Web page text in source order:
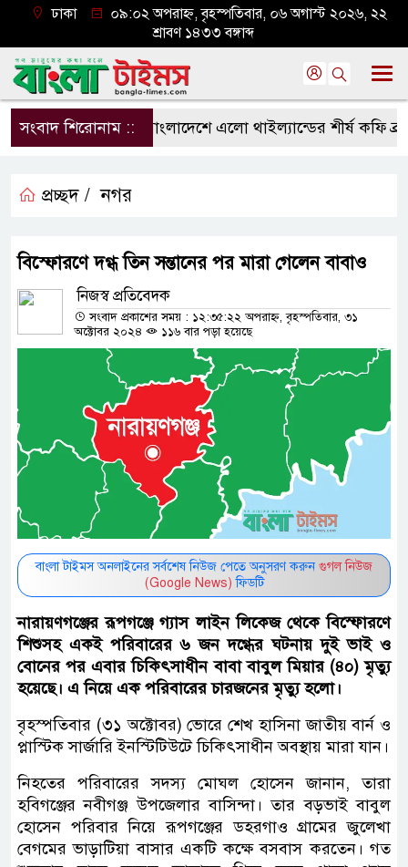
ঢাকা
০৯:০২ অপরাহ্ন, বৃহস্পতিবার, ০৬ অগাস্ট ২০২৬, ২২
শ্রাবণ ১৪৩৩ বঙ্গাব্দ
সংবাদ শিরোনাম ::বাংলাদেশে এলো থাইল্যান্ডের শীর্ষ কফি
প্রচ্ছদ / নগর
বিস্ফোরণে দগ্ধ তিন সন্তানের পর মারা গেলেন বাবাও
নিজস্ব প্রতিবেদক
সংবাদ প্রকাশের সময় : ১২:৩৫:২২ অপরাহ্ন, বৃহস্পতিবার, ৩১
অক্টোবর ২০২৪
১১৬ বার পড়া হয়েছে
বাংলা টাইমস অনলাইনের সর্বশেষ নিউজ পেতে অনুসরণ করুন গুগল নিউজ
(Google News) ফিডটি
নারায়ণগঞ্জের রূপগঞ্জে গ্যাস লাইন লিকেজ থেকে বিস্ফোরণে
শিশুসহ একই পরিবারের ৬ জন দগ্ধের ঘটনায় দুই ভাই ও
বোনের পর এবার চিকিৎসাধীন বাবা বাবুল মিয়ার (৪০) মৃত্যু
হয়েছে। এ নিয়ে এক পরিবারের চারজনের মৃত্যু হলো।
বৃহস্পতিবার (৩১ অক্টোবর) ভোরে শেখ হাসিনা জাতীয় বার্ন ও
প্লাস্টিক সার্জারি ইনস্টিটিউটে চিকিৎসাধীন অবস্থায় মারা যান।
নিহতের পরিবারের সদস্য মোঘল হোসেন জানান, তারা
হবিগঞ্জের নবীগঞ্জ উপজেলার বাসিন্দা। তার বড়ভাই বাবুল
হোসেন পরিবার নিয়ে রূপগঞ্জের ডহরগাও গ্রামের জুলেখা
বেগমের ভাড়াটিয়া বাসার একটি কক্ষে বসবাস করতেন। গত